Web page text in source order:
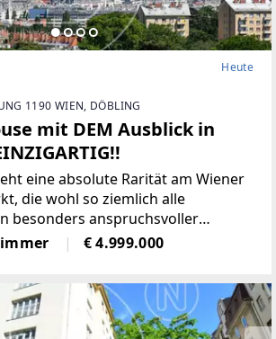
Heute
1190 WIEN, DÖBLING
mit DEM Ausblick in
eine absolute Rarität am Wiener
die wohl so ziemlich alle
besonders anspruchsvoller
Absolute Bestlage im
(Döbling).Spektakuläre
€ 4.999.000